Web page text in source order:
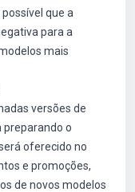
que a
para a
mais
versões de
preparando o
oferecido no
e promoções,
de novos modelos